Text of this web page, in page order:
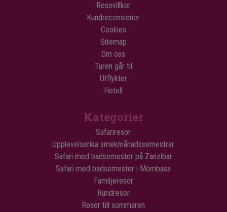
Resevillkor
Kundrecensioner
Cookies
Sitemap
Om oss
Turen går til
Utflykter
Hotell
Kategorier
Safariresor
Upplevelserika smekmånadssemestrar
Safari med badsemester på Zanzibar
Safari med badsemester i Mombasa
Familjeresor
Rundresor
Resor till sommaren